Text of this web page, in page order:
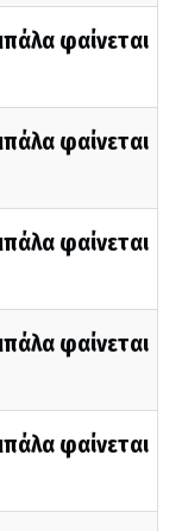
φαίνεται
φαίνεται
φαίνεται
φαίνεται
φαίνεται